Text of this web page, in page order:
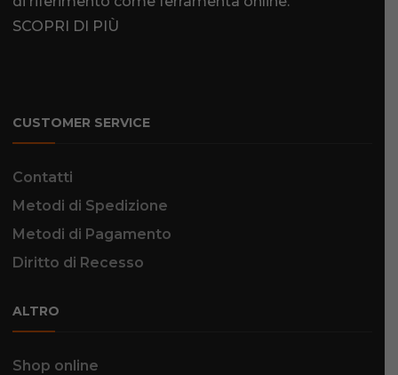
SCOPRI DI PIÙ
CUSTOMER SERVICE
Contatti
Metodi di Spedizione
Metodi di Pagamento
Diritto di Recesso
ALTRO
Shop online